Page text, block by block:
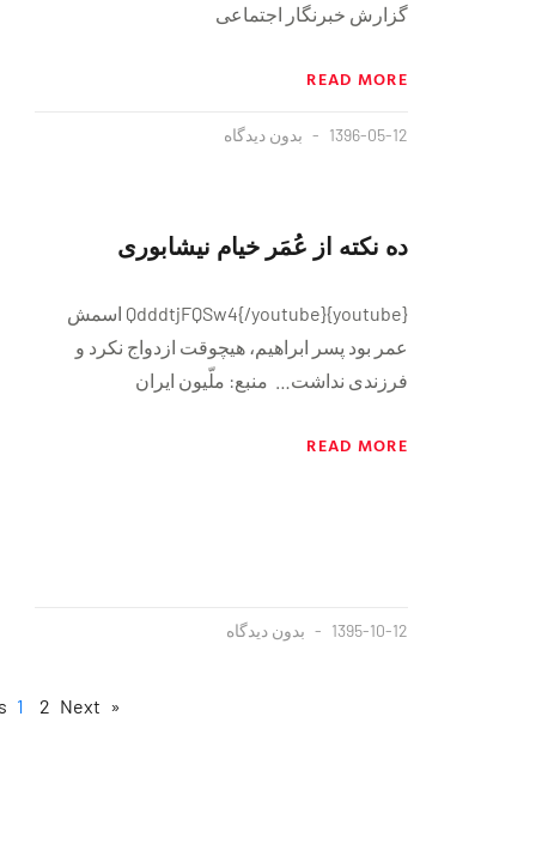
گزارش خبرنگار اجتماعی
READ MORE
1396-05-12 بدون دیدگاه
ده نکته از عُمَر خیام نیشابوری
{youtube}QdddtjFQSw4{/youtube} اسمش
عمر بود پسر ابراهیم، هیچوقت ازدواج نکرد و
فرزندی نداشت… منبع: ملّیون ایران
READ MORE
1395-10-12 بدون دیدگاه
« Previous
1 2 Next »